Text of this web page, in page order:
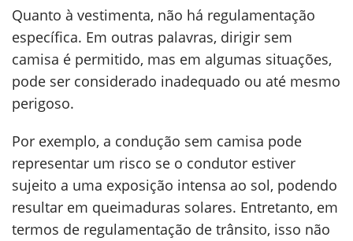
Quanto à vestimenta, não há regulamentação
específica. Em outras palavras, dirigir sem
camisa é permitido, mas em algumas situações,
pode ser considerado inadequado ou até mesmo
perigoso.
Por exemplo, a condução sem camisa pode
representar um risco se o condutor estiver
sujeito a uma exposição intensa ao sol, podendo
resultar em queimaduras solares. Entretanto, em
termos de regulamentação de trânsito, isso não